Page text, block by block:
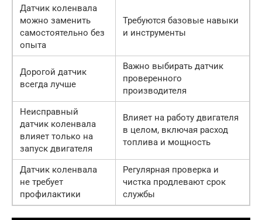
Датчик коленвала
можно заменить
самостоятельно без
опыта
Требуются базовые навыки
и инструменты
Дорогой датчик
всегда лучше
Важно выбирать датчик
проверенного
производителя
Неисправный
датчик коленвала
влияет только на
запуск двигателя
Влияет на работу двигателя
в целом, включая расход
топлива и мощность
Датчик коленвала
не требует
профилактики
Регулярная проверка и
чистка продлевают срок
службы